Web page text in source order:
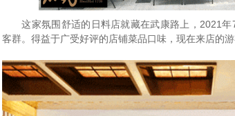
这家氛围舒适的日料店就藏在武康路上，2021
客群。得益于广受好评的店铺菜品口味，现在来店的游